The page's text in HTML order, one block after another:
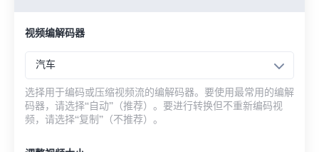
视频编解码器
汽车
选择用于编码或压缩视频流的编解码器。要使用最常用的编解
码器，请选择“自动”（推荐）。要进行转换但不重新编码视
频，请选择“复制”（不推荐）。